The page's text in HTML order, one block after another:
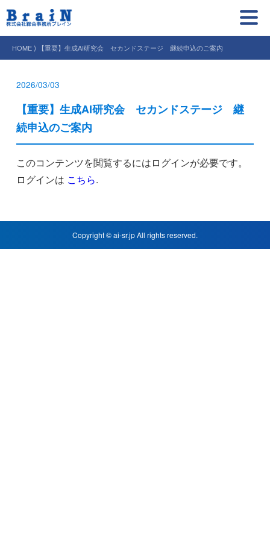
HOME ⟩ 【重要】生成AI研究会 セカンドステージ 継続申込のご案内
2026/03/03
【重要】生成AI研究会 セカンドステージ 継
続申込のご案内
このコンテンツを閲覧するにはログインが必要です。
ログインは こちら.
Copyright © ai-sr.jp All rights reserved.